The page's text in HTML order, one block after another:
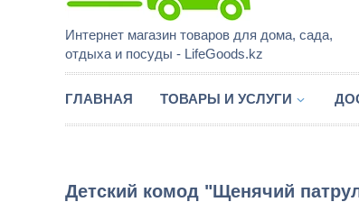
Интернет магазин товаров для дома, сада,
отдыха и посуды - LifeGoods.kz
ГЛАВНАЯ ТОВАРЫ И УСЛУГИ
Детский комод "Щенячий